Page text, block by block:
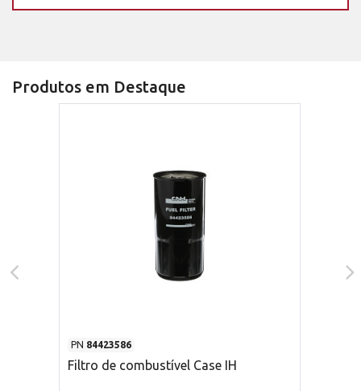
Produtos em Destaque
PN 84423586
Filtro de combustível Case IH